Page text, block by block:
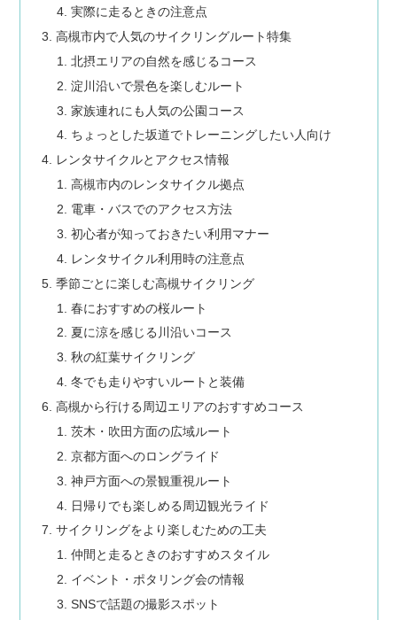
実際に走るときの注意点
高槻市内で人気のサイクリングルート特集
北摂エリアの自然を感じるコース
淀川沿いで景色を楽しむルート
家族連れにも人気の公園コース
ちょっとした坂道でトレーニングしたい人向け
レンタサイクルとアクセス情報
高槻市内のレンタサイクル拠点
電車・バスでのアクセス方法
初心者が知っておきたい利用マナー
レンタサイクル利用時の注意点
季節ごとに楽しむ高槻サイクリング
春におすすめの桜ルート
夏に涼を感じる川沿いコース
秋の紅葉サイクリング
冬でも走りやすいルートと装備
高槻から行ける周辺エリアのおすすめコース
茨木・吹田方面の広域ルート
京都方面へのロングライド
神戸方面への景観重視ルート
日帰りでも楽しめる周辺観光ライド
サイクリングをより楽しむための工夫
仲間と走るときのおすすめスタイル
イベント・ポタリング会の情報
SNSで話題の撮影スポット